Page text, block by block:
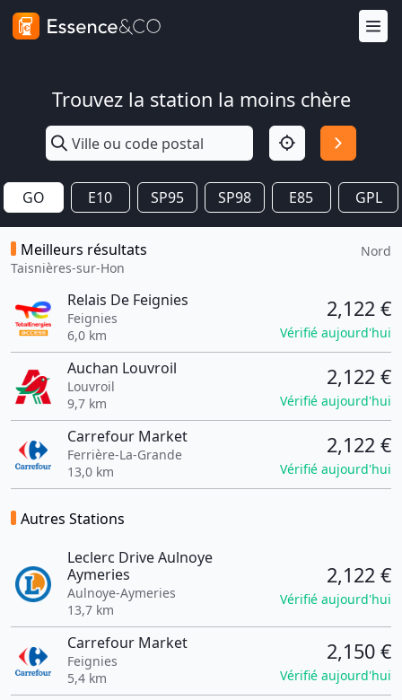
Trouvez la station la moins chère
GO E10 SP95 SP98 E85 GPL
Meilleurs résultats
Taisnières-sur-Hon
Nord
Relais De Feignies
Feignies
6,0 km
2,122 €
Vérifié aujourd'hui
Auchan Louvroil
Louvroil
9,7 km
2,122 €
Vérifié aujourd'hui
Carrefour Market
Ferrière-La-Grande
13,0 km
2,122 €
Vérifié aujourd'hui
Autres Stations
Leclerc Drive Aulnoye
Aymeries
Aulnoye-Aymeries
13,7 km
2,122 €
Vérifié aujourd'hui
Carrefour Market
Feignies
5,4 km
2,150 €
Vérifié aujourd'hui